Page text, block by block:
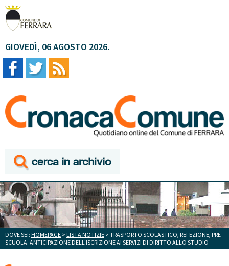
GIOVEDÌ, 06 AGOSTO 2026.
DOVE SEI: HOMEPAGE > LISTA NOTIZIE > TRASPORTO SCOLASTICO, REFEZIONE, PRE-
SCUOLA: ANTICIPAZIONE DELL'ISCRIZIONE AI SERVIZI DI DIRITTO ALLO STUDIO